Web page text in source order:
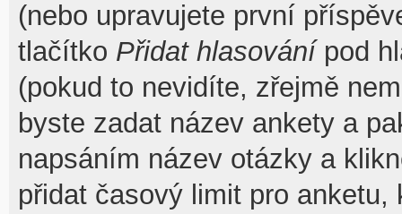
(nebo upravujete první
tlačítko Přidat hlasovánípod
(pokud to nevidíte, zřejmě
byste zadat název ankety a
napsáním název otázky a
přidat časový limit pro